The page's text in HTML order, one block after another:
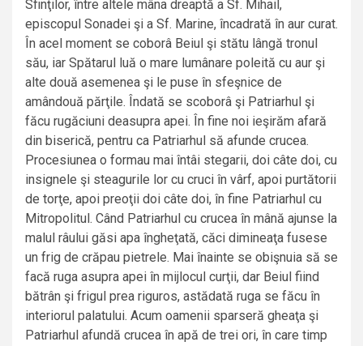
Sfinţilor, între altele mâna dreaptă a Sf. Mihail,
episcopul Sonadei şi a Sf. Marine, încadrată în aur curat.
În acel moment se coborâ Beiul şi stătu lângă tronul
său, iar Spătarul luă o mare lumânare poleită cu aur şi
alte două asemenea şi le puse în sfeşnice de
amândouă părţile. Îndată se scoborâ şi Patriarhul şi
făcu rugăciuni deasupra apei. În fine noi ieşirăm afară
din biserică, pentru ca Patriarhul să afunde crucea.
Procesiunea o formau mai întâi stegarii, doi câte doi, cu
insignele şi steagurile lor cu cruci în vârf, apoi purtătorii
de torţe, apoi preoţii doi câte doi, în fine Patriarhul cu
Mitropolitul. Când Patriarhul cu crucea în mână ajunse la
malul râului găsi apa îngheţată, căci dimineaţa fusese
un frig de crăpau pietrele. Mai înainte se obişnuia să se
facă ruga asupra apei în mijlocul curţii, dar Beiul fiind
bătrân şi frigul prea riguros, astădată ruga se făcu în
interiorul palatului. Acum oamenii sparseră gheaţa şi
Patriarhul afundă crucea în apă de trei ori, în care timp